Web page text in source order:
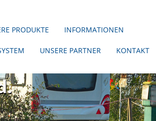
PRODUKTE INFORMATIONEN
UNSERE PARTNER KONTAKT
uns!